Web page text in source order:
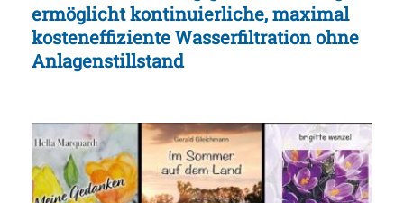
ermöglicht kontinuierliche, maximal
kosteneffiziente Wasserfiltration ohne
Anlagenstillstand